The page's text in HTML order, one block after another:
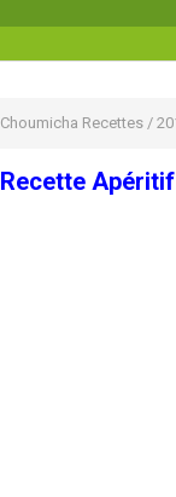
Choumicha Recettes /
Recette